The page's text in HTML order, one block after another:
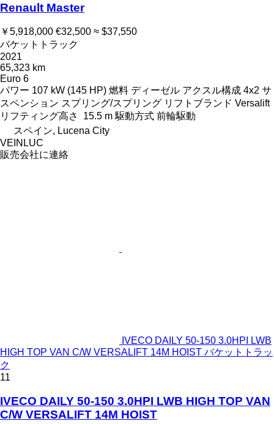
Renault Master
￥5,918,000 €32,500 ≈ $37,550
バケットトラック
2021
65,323 km
Euro 6
パワー 107 kW (145 HP) 燃料 ディーゼル アクスル構成 4x2 サ
スペンション スプリング/スプリング リフトブランド Versalift
リフティング高さ
15.5 m 駆動方式 前輪駆動
スペイン, Lucena City
VEINLUC
販売会社に連絡
IVECO DAILY 50-150 3.0HPI LWB
HIGH TOP VAN C/W VERSALIFT 14M HOIST バケットトラッ
ク
11
IVECO DAILY 50-150 3.0HPI LWB HIGH TOP VAN
C/W VERSALIFT 14M HOIST